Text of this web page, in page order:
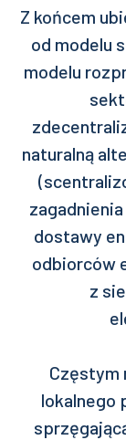
Z końcem
od modelu
modelu
naturalną
dostawy
odbiorców
z
Częstym
lokalnego